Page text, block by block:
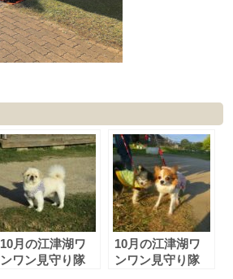
10月の江津湖ワ
ンワン見守り隊
10月の江津湖ワ
ンワン見守り隊